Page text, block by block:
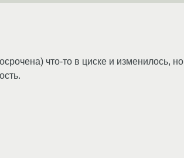
что-то в циске и изменилось, но